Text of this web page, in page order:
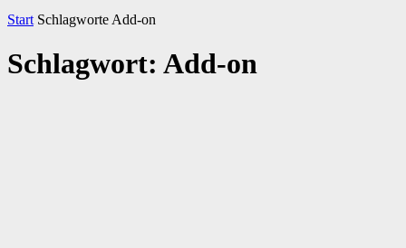
Start Schlagworte Add-on
Schlagwort: Add-on